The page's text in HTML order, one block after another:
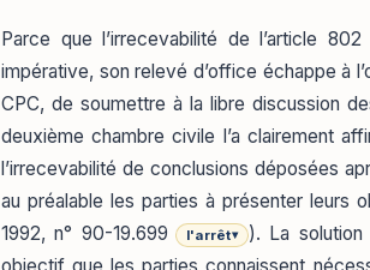
Parce que l’irrecevabilité de l’article
impérative, son relevé d’office échappe à
CPC, de soumettre à la libre discussion
deuxième chambre civile l’a clairement
l’irrecevabilité de conclusions déposées
au préalable les parties à présenter leurs
1992, n° 90-19.699
l'arrêt▾
). La